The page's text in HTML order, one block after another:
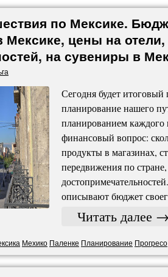
по Мексике.
Мексике, цены на
на сувениры в
Сегодня будет
планирование нашего
планированием каждого
финансовый вопрос:
продукты в магазинах,
передвижения по
описывают бюджет
Читать далее →
Мехико Паленке Планирование Прогресо